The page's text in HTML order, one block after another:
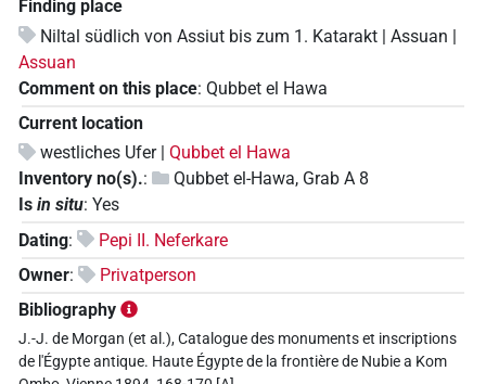
Finding place
Niltal südlich von Assiut bis zum 1. Katarakt | Assuan |
Assuan
Comment on this place: Qubbet el Hawa
Current location
westliches Ufer | Qubbet el Hawa
Inventory no(s).:
Qubbet el-Hawa, Grab A 8
Is in situ: Yes
Dating:
Pepi II. Neferkare
Owner:
Privatperson
Bibliography
J.-J. de Morgan (et al.), Catalogue des monuments et inscriptions
de l'Égypte antique. Haute Égypte de la frontière de Nubie a Kom